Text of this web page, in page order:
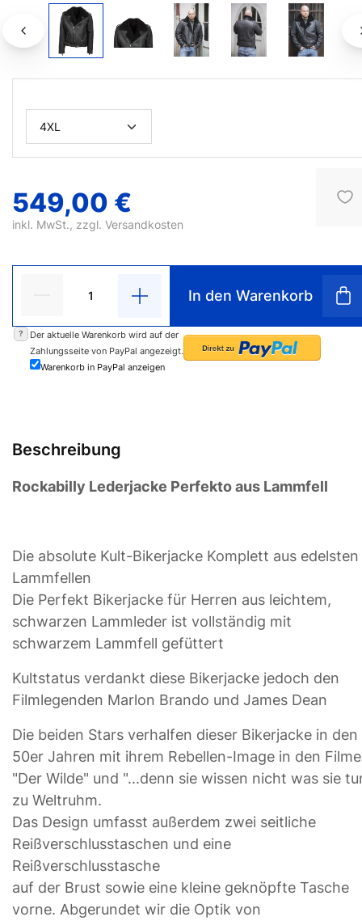
549,00 €
inkl. MwSt., zzgl. Versandkosten
In den Warenkorb
?
Der aktuelle Warenkorb wird auf der
Zahlungsseite von PayPal angezeigt.
Warenkorb in PayPal anzeigen
Beschreibung
Rockabilly Lederjacke Perfekto aus Lammfell
Die absolute Kult-Bikerjacke Komplett aus edelsten
Lammfellen
Die Perfekt Bikerjacke für Herren aus leichtem,
schwarzen Lammleder ist vollständig mit
schwarzem Lammfell gefüttert
Kultstatus verdankt diese Bikerjacke jedoch den
Filmlegenden Marlon Brando und James Dean
Die beiden Stars verhalfen dieser Bikerjacke in den
50er Jahren mit ihrem Rebellen-Image in den
"Der Wilde" und "...denn sie wissen nicht was sie
zu Weltruhm.
Das Design umfasst außerdem zwei seitliche
Reißverschlusstaschen und eine
Reißverschlusstasche
auf der Brust sowie eine kleine geknöpfte Tasche
vorne. Abgerundet wir die Optik von